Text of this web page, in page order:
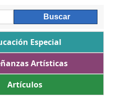
Especial
Artísticas
Artículos